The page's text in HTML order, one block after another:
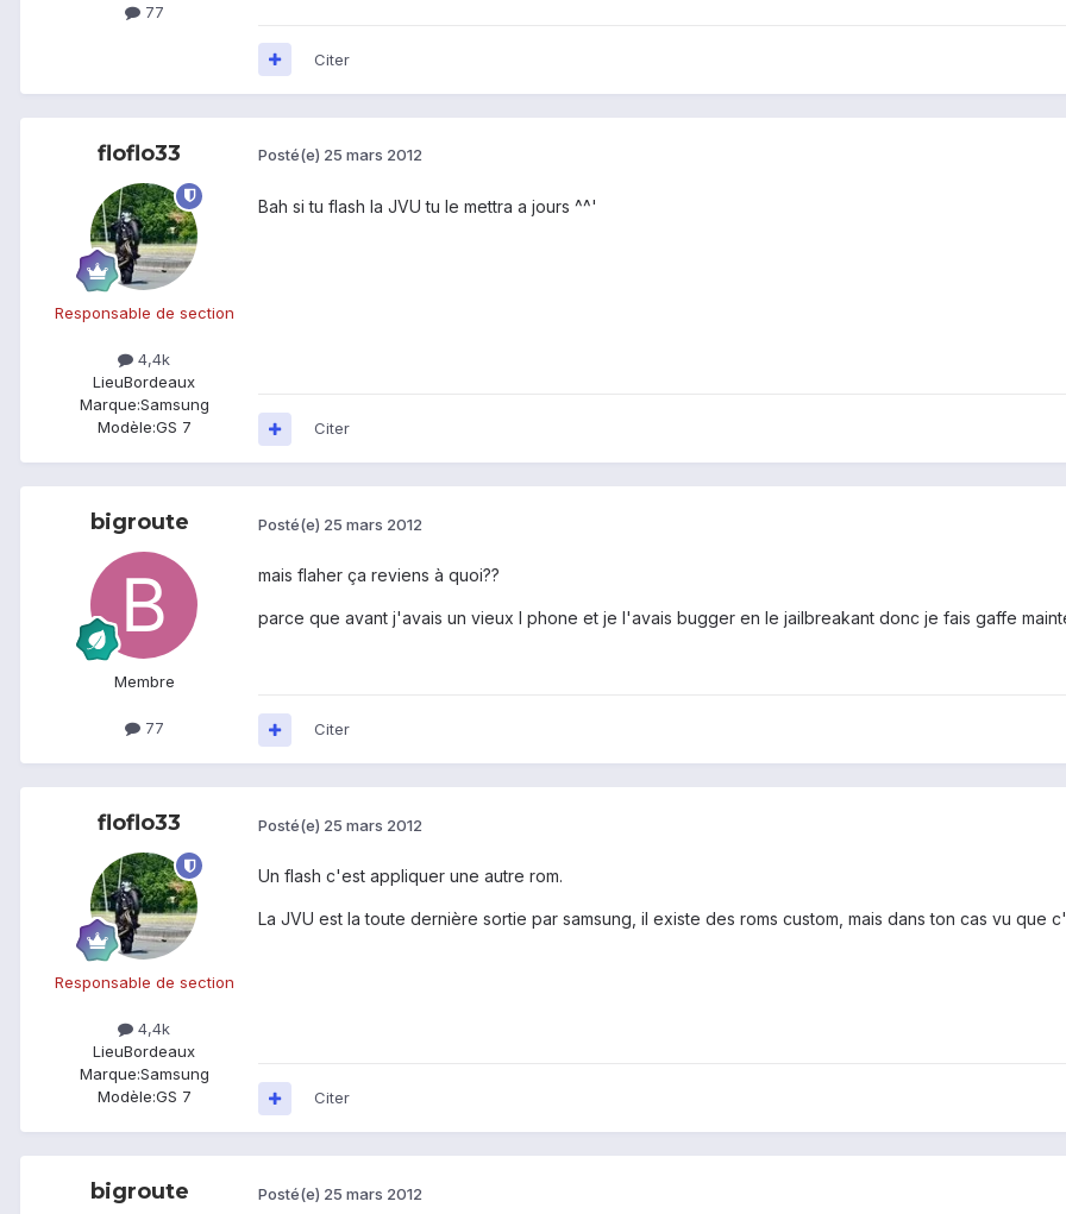
77
Citer
floflo33
Responsable de section
4,4k
LieuBordeaux
Marque:Samsung
Modèle:GS 7
Posté(e) 25 mars 2012
Bah si tu flash la JVU tu le mettra a jours ^^'
Citer
bigroute
Membre
77
Posté(e) 25 mars 2012
mais flaher ça reviens à quoi??
parce que avant j'avais un vieux I phone et je l'avais bugger en le jailbreakant donc je fais gaffe
Citer
floflo33
Responsable de section
4,4k
LieuBordeaux
Marque:Samsung
Modèle:GS 7
Posté(e) 25 mars 2012
Un flash c'est appliquer une autre rom.
La JVU est la toute dernière sortie par samsung, il existe des roms custom, mais dans ton cas vu que
Citer
bigroute Posté(e) 25 mars 2012